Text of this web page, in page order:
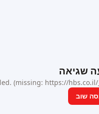
שגיאה
(missing: https://
שוב